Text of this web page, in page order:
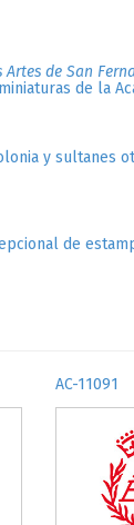
de San
de la
y sultanes
de
AC-11091